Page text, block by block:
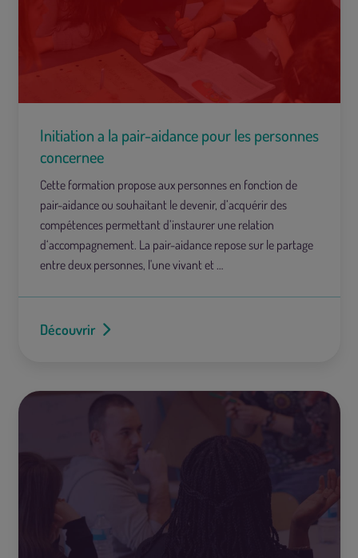
Initiation a la pair-aidance pour les personnes
concernee
Cette formation propose aux personnes en fonction de
pair-aidance ou souhaitant le devenir, d’acquérir des
compétences permettant d’instaurer une relation
d‘accompagnement. La pair-aidance repose sur le partage
entre deux personnes, l'une vivant et …
Découvrir